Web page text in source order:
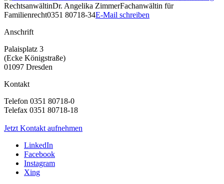
RechtsanwältinDr. Angelika ZimmerFachanwältin für
Familienrecht0351 80718-34E-Mail schreiben
Anschrift
Palaisplatz 3
(Ecke Königstraße)
01097 Dresden
Kontakt
Telefon 0351 80718-0
Telefax 0351 80718-18
Jetzt Kontakt aufnehmen
LinkedIn
Facebook
Instagram
Xing